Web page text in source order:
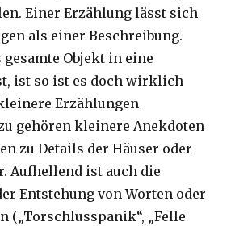
Einer Erzählung lässt sich
als einer Beschreibung.
Objekt in eine
ist so ist es doch wirklich
Erzählungen
gehören kleinere Anekdoten
zu Details der Häuser oder
Aufhellend ist auch die
Entstehung von Worten oder
(„Torschlusspanik“, „Felle